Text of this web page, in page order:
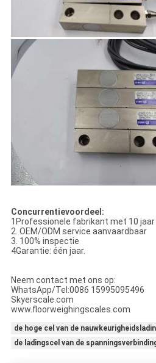
Concurrentievoordeel:
1Professionele fabrikant met 10 jaar
2. OEM/ODM service aanvaardbaar
3. 100% inspectie
4Garantie: één jaar.
Neem contact met ons op:
WhatsApp/Tel:0086 15995095496
Skyerscale.com
www.floorweighingscales.com
de hoge cel van de
de ladingscel van de